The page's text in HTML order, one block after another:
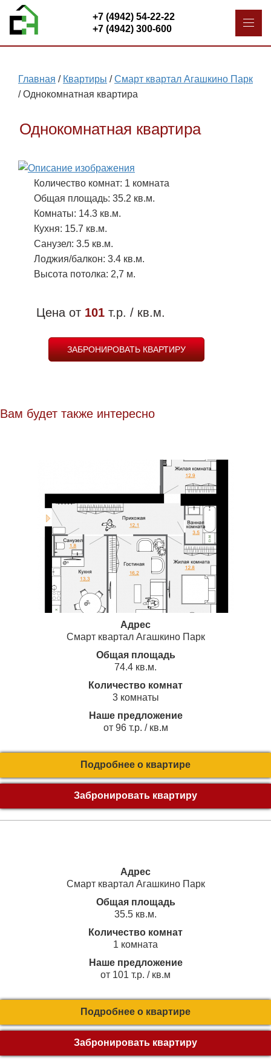
+7 (4942) 54-22-22
+7 (4942) 300-600
Главная / Квартиры /Смарт квартал Агашкино Парк
/Однокомнатная квартира
Однокомнатная квартира
Количество комнат: 1 комната
Общая площадь: 35.2 кв.м.
Комнаты: 14.3 кв.м.
Кухня: 15.7 кв.м.
Санузел: 3.5 кв.м.
Лоджия/балкон: 3.4 кв.м.
Высота потолка: 2,7 м.
Цена от 101 т.р. / кв.м.
ЗАБРОНИРОВАТЬ КВАРТИРУ
Вам будет также интересно
Адрес
Смарт квартал Агашкино Парк
Общая площадь
74.4 кв.м.
Количество комнат
3 комнаты
Наше предложение
от 96 т.р. / кв.м
Подробнее о квартире
Забронировать квартиру
Адрес
Смарт квартал Агашкино Парк
Общая площадь
35.5 кв.м.
Количество комнат
1 комната
Наше предложение
от 101 т.р. / кв.м
Подробнее о квартире
Забронировать квартиру